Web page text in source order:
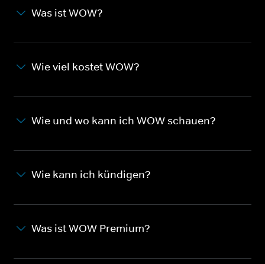
Was ist WOW?
Wie viel kostet WOW?
Wie und wo kann ich WOW schauen?
Wie kann ich kündigen?
Was ist WOW Premium?